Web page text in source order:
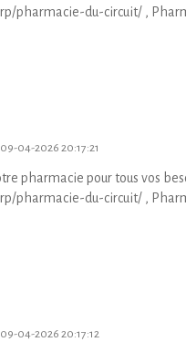
pharmacie-du-circuit/ ,
04-2026 20:17:21
pharmacie pour tous vos
pharmacie-du-circuit/ ,
04-2026 20:17:12